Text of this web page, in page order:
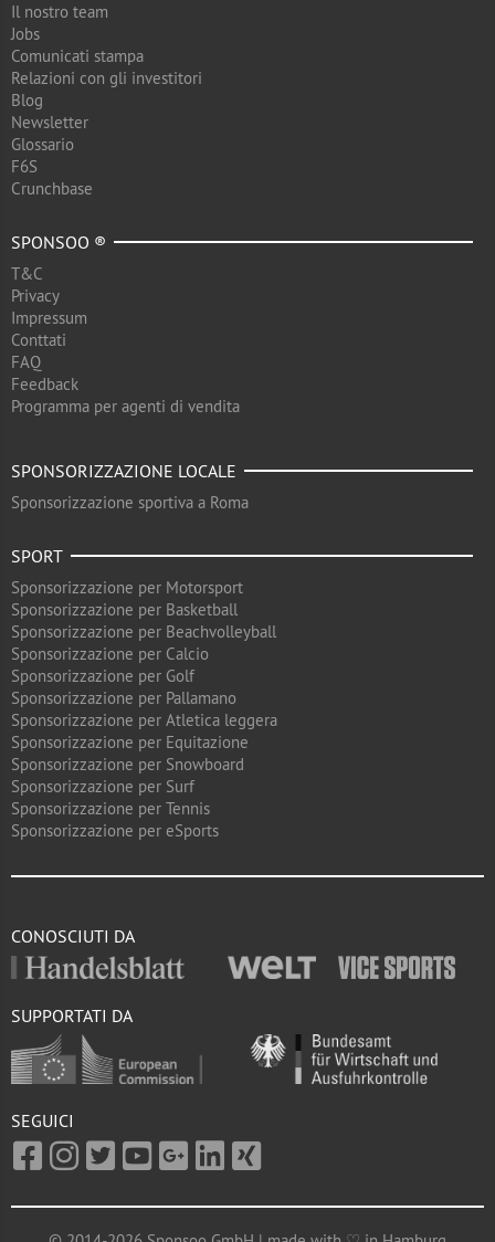
Il nostro team
Jobs
Comunicati stampa
Relazioni con gli investitori
Blog
Newsletter
Glossario
F6S
Crunchbase
SPONSOO ®
T&C
Privacy
Impressum
Conttati
FAQ
Feedback
Programma per agenti di vendita
SPONSORIZZAZIONE LOCALE
Sponsorizzazione sportiva a Roma
SPORT
Sponsorizzazione per Motorsport
Sponsorizzazione per Basketball
Sponsorizzazione per Beachvolleyball
Sponsorizzazione per Calcio
Sponsorizzazione per Golf
Sponsorizzazione per Pallamano
Sponsorizzazione per Atletica leggera
Sponsorizzazione per Equitazione
Sponsorizzazione per Snowboard
Sponsorizzazione per Surf
Sponsorizzazione per Tennis
Sponsorizzazione per eSports
CONOSCIUTI DA
SUPPORTATI DA
SEGUICI